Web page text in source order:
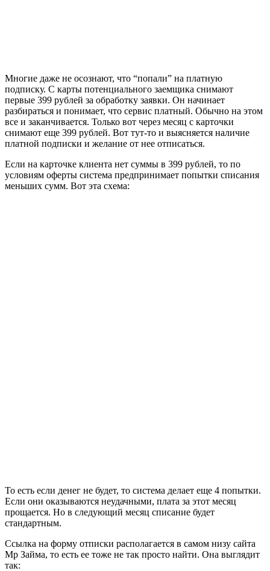
Многие даже не осознают, что “попали” на платную
подписку. С карты потенциального заемщика снимают
первые 399 рублей за обработку заявки. Он начинает
разбираться и понимает, что сервис платный. Обычно на этом
все и заканчивается. Только вот через месяц с карточки
снимают еще 399 рублей. Вот тут-то и выясняется наличие
платной подписки и желание от нее отписаться.
Если на карточке клиента нет суммы в 399 рублей, то по
условиям оферты система предпринимает попытки списания
меньших сумм. Вот эта схема:
То есть если денег не будет, то система делает еще 4 попытки.
Если они оказываются неудачными, плата за этот месяц
прощается. Но в следующий месяц списание будет
стандартным.
Ссылка на форму отписки располагается в самом низу сайта
Мр Займа, то есть ее тоже не так просто найти. Она выглядит
так: